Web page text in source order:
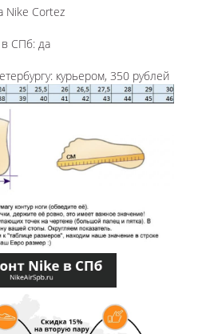
Nike Cortez
СПб: да
курьером, 350 рублей